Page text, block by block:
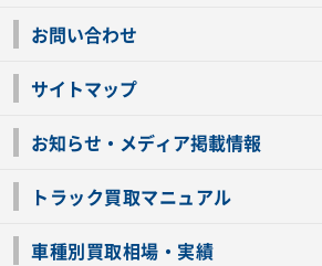
お問い合わせ
サイトマップ
お知らせ・メディア掲載情報
トラック買取マニュアル
車種別買取相場・実績